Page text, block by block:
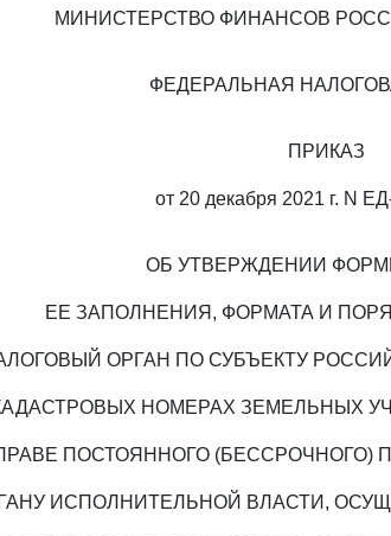
МИНИСТЕРСТВО ФИНАНСОВ
ФЕДЕРАЛЬНАЯ
ПРИКАЗ
от 20 декабря 2021 г. N
ОБ УТВЕРЖДЕНИИ
ЕЕ ЗАПОЛНЕНИЯ, ФОРМАТА И
ОРГАН ПО СУБЪЕКТУ
НОМЕРАХ ЗЕМЕЛЬНЫХ
ПОСТОЯННОГО (БЕССРОЧНОГО)
ИСПОЛНИТЕЛЬНОЙ ВЛАСТИ,